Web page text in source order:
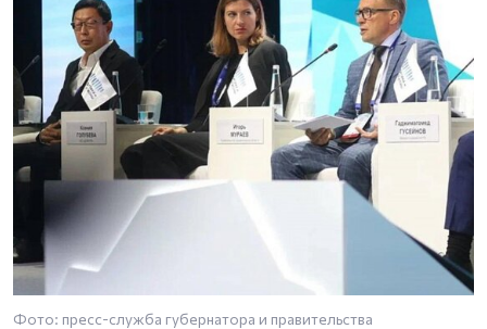
Фото: пресс-служба губернатора и правительства